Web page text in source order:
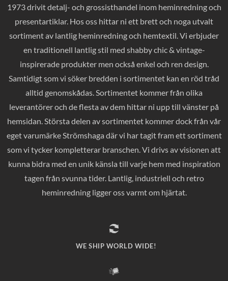
1973 drivit detalj- och grossisthandel inom heminredning och
presentartiklar. Hos oss hittar ni ett brett och noga utvalt
sortiment av lantlig heminredning och hemtextil. Vi erbjuder
en traditionell lantlig stil med shabby chic & vintage-
inspirerade produkter men också enkel och ren design.
Samtidigt som vi söker bredden i sortimentet kan en röd tråd
alltid genomskådas. Sortimentet kommer från olika
leverantörer och de flesta av dem hittar ni upp till vänster på
hemsidan. Största delen av sortimentet kommer dock från vår
eget varumärke Strömshaga där vi har tagit fram ett sortiment
som vi tycker kompletterar branschen. Vi drivs av visionen att
kunna bidra med en unik känsla till varje hem med inspiration
tagen från svunna tider. Lantlig, industriell och retro
heminredning ligger oss varmt om hjärtat.
WE SHIP WORLD WIDE!